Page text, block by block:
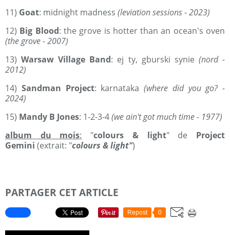
11) Goat: midnight madness (leviation sessions - 2023)
12) Big Blood: the grove is hotter than an ocean's oven
(the grove - 2007)
13) Warsaw Village Band: ej ty, gburski synie (nord -
2012)
14) Sandman Project: karnataka (where did you go? -
2024)
15) Mandy B Jones: 1-2-3-4(we ain't got much time - 1977)
album du mois: "colours & light" de Project
Gemini (extrait: "colours & light")
PARTAGER CET ARTICLE
Repost 0